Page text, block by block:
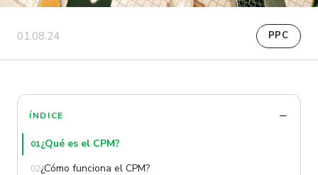
01.08.24 PPC
ÍNDICE
01¿Qué es el CPM?
02¿Cómo funciona el CPM?